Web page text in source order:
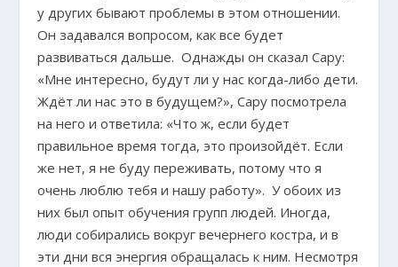
у других бывают проблемы в этом отношении.
Он задавался вопросом, как все будет
развиваться дальше. Однажды он сказал Сару:
«Мне интересно, будут ли у нас когда-либо дети.
Ждёт ли нас это в будущем?», Сару посмотрела
на него и ответила: «Что ж, если будет
правильное время тогда, это произойдёт. Если
же нет, я не буду переживать, потому что я
очень люблю тебя и нашу работу». У обоих из
них был опыт обучения групп людей. Иногда,
люди собирались вокруг вечернего костра, и в
эти дни вся энергия обращалась к ним. Несмотря